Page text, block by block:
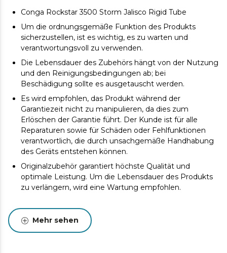
Conga Rockstar 3500 Storm Jalisco Rigid Tube
Um die ordnungsgemäße Funktion des Produkts
sicherzustellen, ist es wichtig, es zu warten und
verantwortungsvoll zu verwenden.
Die Lebensdauer des Zubehörs hängt von der Nutzung
und den Reinigungsbedingungen ab; bei
Beschädigung sollte es ausgetauscht werden.
Es wird empfohlen, das Produkt während der
Garantiezeit nicht zu manipulieren, da dies zum
Erlöschen der Garantie führt. Der Kunde ist für alle
Reparaturen sowie für Schäden oder Fehlfunktionen
verantwortlich, die durch unsachgemäße Handhabung
des Geräts entstehen können.
Originalzubehör garantiert höchste Qualität und
optimale Leistung. Um die Lebensdauer des Produkts
zu verlängern, wird eine Wartung empfohlen.
Mehr sehen